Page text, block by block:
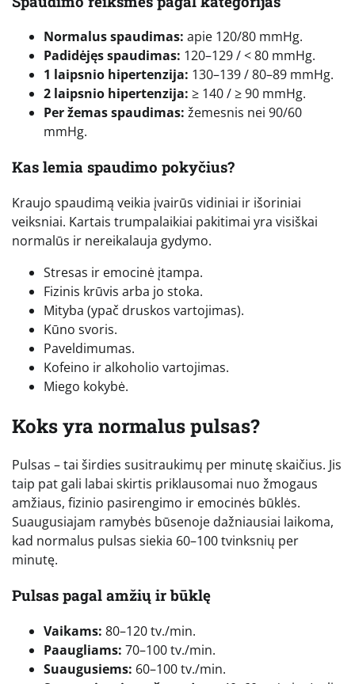
Normalus spaudimas: apie 120/80 mmHg.
Padidėjęs spaudimas: 120–129 / < 80 mmHg.
1 laipsnio hipertenzija: 130–139 / 80–89 mmHg.
2 laipsnio hipertenzija: ≥ 140 / ≥ 90 mmHg.
Per žemas spaudimas: žemesnis nei 90/60
mmHg.
Kas lemia spaudimo pokyčius?
Kraujo spaudimą veikia įvairūs vidiniai ir išoriniai
veiksniai. Kartais trumpalaikiai pakitimai yra visiškai
normalūs ir nereikalauja gydymo.
Stresas ir emocinė įtampa.
Fizinis krūvis arba jo stoka.
Mityba (ypač druskos vartojimas).
Kūno svoris.
Paveldimumas.
Kofeino ir alkoholio vartojimas.
Miego kokybė.
Koks yra normalus pulsas?
Pulsas – tai širdies susitraukimų per minutę skaičius. Jis
taip pat gali labai skirtis priklausomai nuo žmogaus
amžiaus, fizinio pasirengimo ir emocinės būklės.
Suaugusiajam ramybės būsenoje dažniausiai laikoma,
kad normalus pulsas siekia 60–100 tvinksnių per
minutę.
Pulsas pagal amžių ir būklę
Vaikams: 80–120 tv./min.
Paaugliams: 70–100 tv./min.
Suaugusiems: 60–100 tv./min.